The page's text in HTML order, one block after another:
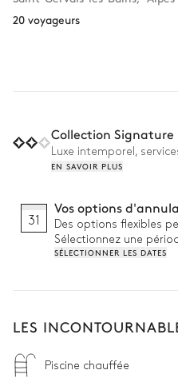
20 voyageurs
Collection Signature
Luxe intemporel,
EN SAVOIR PLUS
31
Vos options
Des options flexibles
Sélectionnez une
SÉLECTIONNER LES DATES
LES
Piscine chauffée